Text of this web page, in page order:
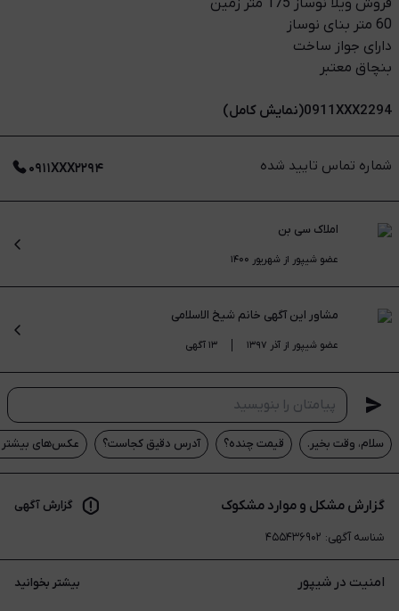
فروش ویلا نوساز 175 متر زمین
60 متر بنای نوساز
دارای جواز ساخت
بنچاق معتبر
0911XXX2294(نمایش کامل)
شماره تماس تایید شده ۰۹۱۱XXX۲۲۹۴
املاک سی بن
عضو شیپور از شهریور ۱۴۰۰
مشاور این آگهی خانم شیخ الاسلامی
عضو شیپور از آذر ۱۳۹۷ ۱۳ آگهی
سلام، وقت بخیر. قیمت چنده؟ آدرس دقیق کجاست؟ عکس‌های بیشتر
گزارش مشکل و موارد مشکوک گزارش آگهی
شناسه آگهی: ۴۵۵۴۳۶۹۰۲
امنیت در شیپور بیشتر بخوانید